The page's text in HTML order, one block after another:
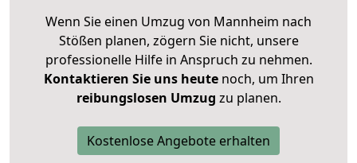
Wenn Sie einen Umzug von Mannheim nach
Stößen planen, zögern Sie nicht, unsere
professionelle Hilfe in Anspruch zu nehmen.
Kontaktieren Sie uns heutenoch, um Ihren
reibungslosen Umzug zu planen.
Kostenlose Angebote erhalten